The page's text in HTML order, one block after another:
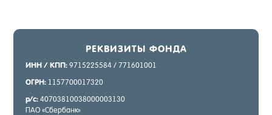
РЕК­ВИ­ЗИТЫ ФОН­ДА
ИНН / КПП: 9715225584 / 771601001
ОГРН: 1157700017320
р/с: 40703810038000003130
ПАО «Сбер­банк»